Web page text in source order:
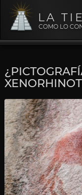
LA
COMO LO